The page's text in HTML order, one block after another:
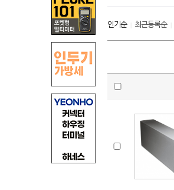
인기순| 최근등록순|